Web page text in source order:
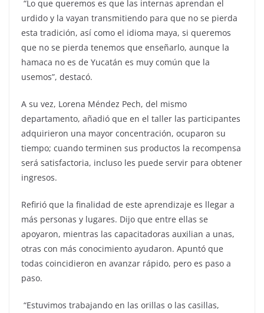
“Lo que queremos es que las internas aprendan el
urdido y la vayan transmitiendo para que no se pierda
esta tradición, así como el idioma maya, si queremos
que no se pierda tenemos que enseñarlo, aunque la
hamaca no es de Yucatán es muy común que la
usemos”, destacó.
A su vez, Lorena Méndez Pech, del mismo
departamento, añadió que en el taller las participantes
adquirieron una mayor concentración, ocuparon su
tiempo; cuando terminen sus productos la recompensa
será satisfactoria, incluso les puede servir para obtener
ingresos.
Refirió que la finalidad de este aprendizaje es llegar a
más personas y lugares. Dijo que entre ellas se
apoyaron, mientras las capacitadoras auxilian a unas,
otras con más conocimiento ayudaron. Apuntó que
todas coincidieron en avanzar rápido, pero es paso a
paso.
“Estuvimos trabajando en las orillas o las casillas,